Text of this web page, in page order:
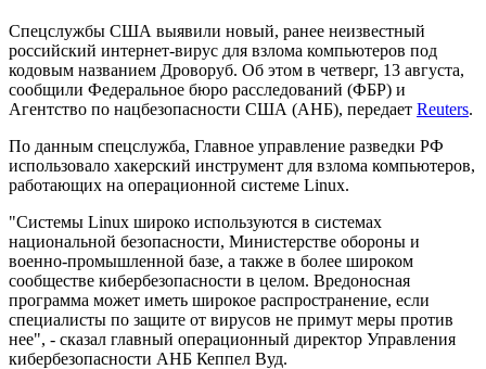
Спецслужбы США выявили новый, ранее неизвестный
российский интернет-вирус для взлома компьютеров под
кодовым названием Дроворуб. Об этом в четверг, 13 августа,
сообщили Федеральное бюро расследований (ФБР) и
Агентство по нацбезопасности США (АНБ), передает Reuters.
По данным спецслужба, Главное управление разведки РФ
использовало хакерский инструмент для взлома компьютеров,
работающих на операционной системе Linux.
"Системы Linux широко используются в системах
национальной безопасности, Министерстве обороны и
военно-промышленной базе, а также в более широком
сообществе кибербезопасности в целом. Вредоносная
программа может иметь широкое распространение, если
специалисты по защите от вирусов не примут меры против
нее", - сказал главный операционный директор Управления
кибербезопасности АНБ Кеппел Вуд.